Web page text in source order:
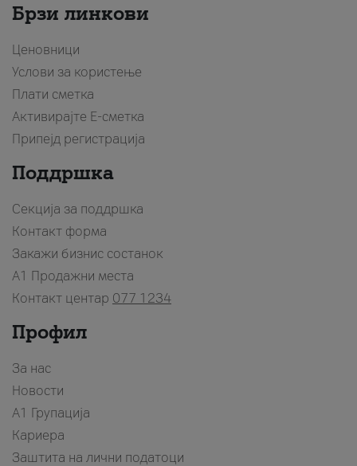
Брзи линкови
Ценовници
Услови за користење
Плати сметка
Активирајте Е-сметка
Припејд регистрација
Поддршка
Секција за поддршка
Контакт форма
Закажи бизнис состанок
A1 Продажни места
Контакт центар 077 1234
Профил
За нас
Новости
А1 Групација
Кариера
Заштита на лични податоци